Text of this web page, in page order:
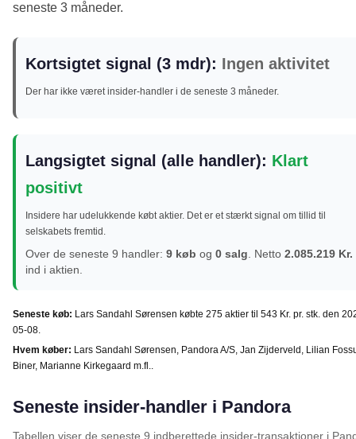
seneste 3 måneder.
Kortsigtet signal (3 mdr): Ingen aktivitet
Der har ikke været insider-handler i de seneste 3 måneder.
Langsigtet signal (alle handler): Klart
positivt
Insidere har udelukkende købt aktier. Det er et stærkt signal om tillid til
selskabets fremtid.
Over de seneste 9 handler: 9 køb og 0 salg. Netto 2.085.219 Kr.
ind i aktien.
Seneste køb: Lars Sandahl Sørensen købte 275 aktier til 543 Kr. pr. stk. den
05-08.
Hvem køber: Lars Sandahl Sørensen, Pandora A/S, Jan Zijderveld, Lilian
Biner, Marianne Kirkegaard m.fl..
Seneste insider-handler i Pandora
Tabellen viser de seneste 9 indberettede insider-transaktioner i